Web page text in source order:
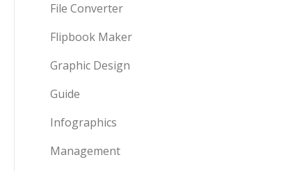
File Converter
Flipbook Maker
Graphic Design
Guide
Infographics
Management